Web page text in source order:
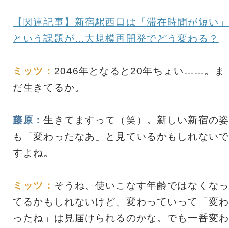
【関連記事】新宿駅西口は「滞在時間が短い」
という課題が…大規模再開発でどう変わる？
ミッツ： 2046年となると20年ちょい……。ま
だ生きてるか。
藤原：生きてますって（笑）。新しい新宿の姿
も「変わったなあ」と見ているかもしれないで
すよね。
ミッツ： そうね、使いこなす年齢ではなくなっ
てるかもしれないけど、変わっていって「変わ
ったね」は見届けられるのかな。でも一番変わ